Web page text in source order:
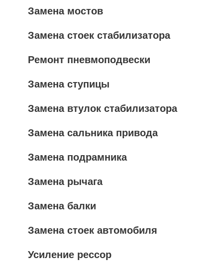
Замена мостов
Замена стоек стабилизатора
Ремонт пневмоподвески
Замена ступицы
Замена втулок стабилизатора
Замена сальника привода
Замена подрамника
Замена рычага
Замена балки
Замена стоек автомобиля
Усиление рессор